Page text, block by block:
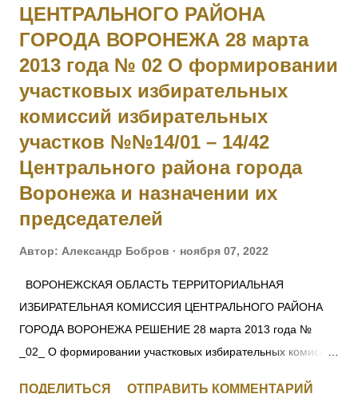
рота, подпрапорщик. За то, что в бою 5.07.1916, при атакеу
крепленной горки противника, восточнее д. Леп, будучи
послан сос воим взводом для разведки о результате
артиллерийской подготовки, примером личной храбрости
увлек за собой свой взвод, под губительным огнем его
ворвался в неприятельский окоп, где продолжало
ставаться, несмотря на то, что был серьезно ранен, до тех
пор, пока...
ЦЕНТРАЛЬНОГО РАЙОНА
ГОРОДА ВОРОНЕЖА 28 марта
2013 года № 02 О формировании
участковых избирательных
комиссий избирательных
участков №№14/01 – 14/42
Центрального района города
Воронежа и назначении их
председателей
Автор: Александр Бобров ноября 07, 2022
ВОРОНЕЖСКАЯ ОБЛАСТЬ ТЕРРИТОРИАЛЬНАЯ
ИЗБИРАТЕЛЬНАЯ КОМИССИЯ ЦЕНТРАЛЬНОГО РАЙОНА
ГОРОДА ВОРОНЕЖА РЕШЕНИЕ 28 марта 2013 года №
_02_ О формировании участковых избирательных комиссий
ПОДЕЛИТЬСЯ ОТПРАВИТЬ КОММЕНТАРИЙ